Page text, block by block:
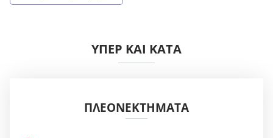
ΥΠΈΡ ΚΑΙ ΚΑΤΆ
ΠΛΕΟΝΕΚΤΉΜΑΤΑ